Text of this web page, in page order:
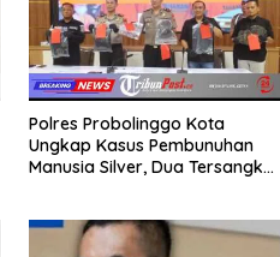
Polres Probolinggo Kota
Ungkap Kasus Pembunuhan
Manusia Silver, Dua Tersangka